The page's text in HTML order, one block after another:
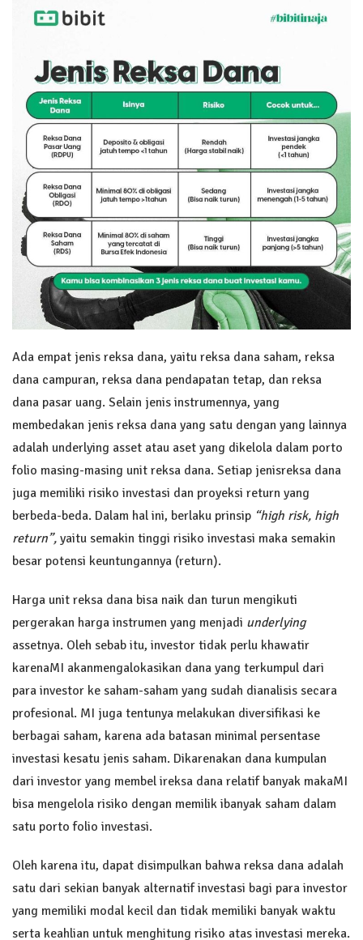
Ada empat jenis reksa dana, yaitu reksa dana saham, reksa
dana campuran, reksa dana pendapatan tetap, dan reksa
dana pasar uang. Selain jenis instrumennya, yang
membedakan jenis reksa dana yang satu dengan yang lainnya
adalah underlying asset atau aset yang dikelola dalam porto
folio masing-masing unit reksa dana. Setiap jenisreksa dana
juga memiliki risiko investasi dan proyeksi return yang
berbeda-beda. Dalam hal ini, berlaku prinsip “high risk, high
return”, yaitu semakin tinggi risiko investasi maka semakin
besar potensi keuntungannya (return).
Harga unit reksa dana bisa naik dan turun mengikuti
pergerakan harga instrumen yang menjadi underlying
assetnya. Oleh sebab itu, investor tidak perlu khawatir
karenaMI akanmengalokasikan dana yang terkumpul dari
para investor ke saham-saham yang sudah dianalisis secara
profesional. MI juga tentunya melakukan diversifikasi ke
berbagai saham, karena ada batasan minimal persentase
investasi kesatu jenis saham. Dikarenakan dana kumpulan
dari investor yang membel ireksa dana relatif banyak makaMI
bisa mengelola risiko dengan memilik ibanyak saham dalam
satu porto folio investasi.
Oleh karena itu, dapat disimpulkan bahwa reksa dana adalah
satu dari sekian banyak alternatif investasi bagi para investor
yang memiliki modal kecil dan tidak memiliki banyak waktu
serta keahlian untuk menghitung risiko atas investasi mereka.